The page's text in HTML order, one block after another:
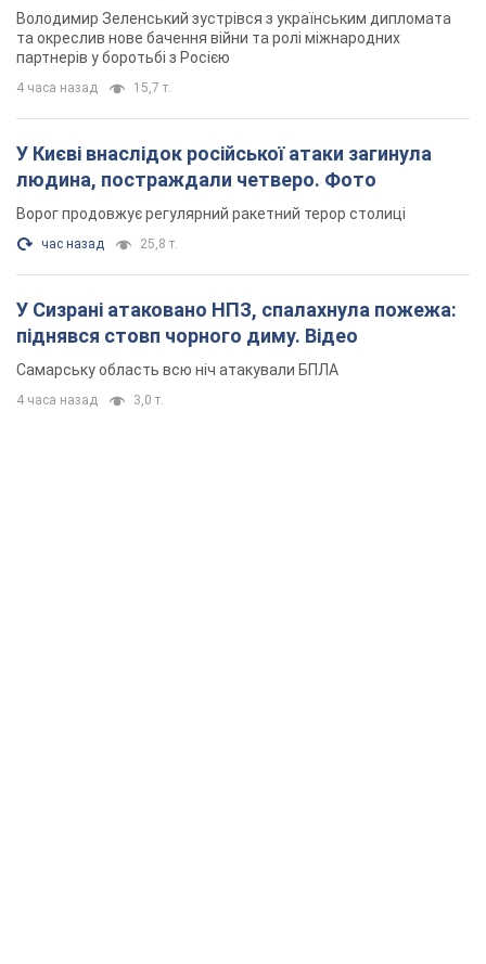
Володимир Зеленський зустрівся з українським дипломата
та окреслив нове бачення війни та ролі міжнародних
партнерів у боротьбі з Росією
4 часа назад 15,7 т.
У Києві внаслідок російської атаки загинула
людина, постраждали четверо. Фото
Ворог продовжує регулярний ракетний терор столиці
час назад 25,8 т.
У Сизрані атаковано НПЗ, спалахнула пожежа:
піднявся стовп чорного диму. Відео
Самарську область всю ніч атакували БПЛА
4 часа назад 3,0 т.